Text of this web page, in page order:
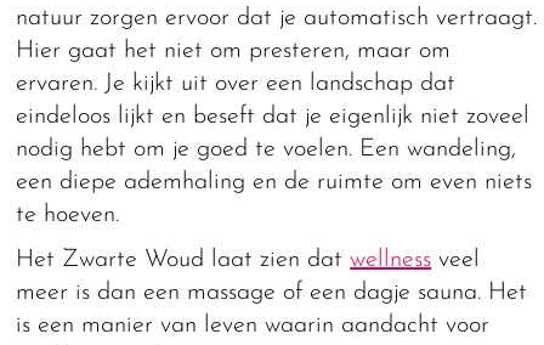
natuur zorgen ervoor dat je automatisch vertraagt.
Hier gaat het niet om presteren, maar om
ervaren. Je kijkt uit over een landschap dat
eindeloos lijkt en beseft dat je eigenlijk niet zoveel
nodig hebt om je goed te voelen. Een wandeling,
een diepe ademhaling en de ruimte om even niets
te hoeven.
Het Zwarte Woud laat zien datwellness veel
meer is dan een massage of een dagje sauna. Het
is een manier van leven waarin aandacht voor